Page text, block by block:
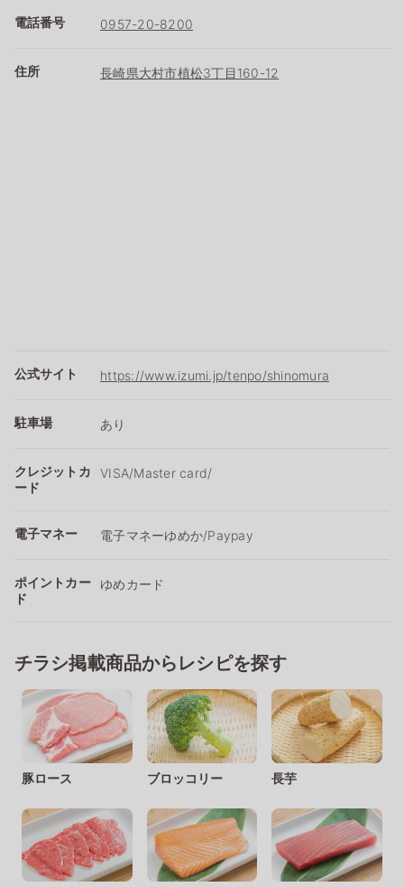
電話番号 0957-20-8200
住所 長崎県大村市植松3丁目160-12
公式サイト https://www.izumi.jp/tenpo/shinomura
駐車場 あり
クレジットカ
ード
VISA/Master card/
電子マネー 電子マネーゆめか/Paypay
ポイントカー
ド
ゆめカード
チラシ掲載商品からレシピを探す
豚ロース ブロッコリー 長芋